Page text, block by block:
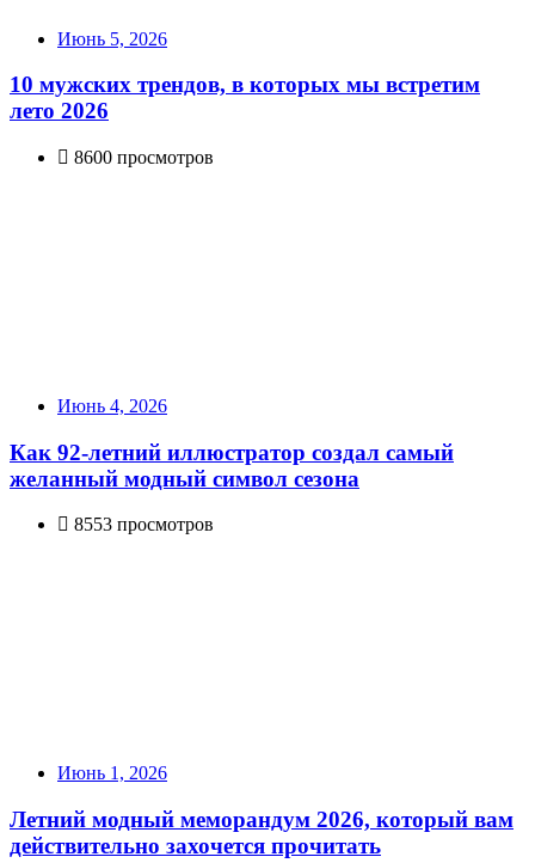
Июнь 5, 2026
10 мужских трендов, в которых мы встретим
лето 2026
8600 просмотров
Июнь 4, 2026
Как 92-летний иллюстратор создал самый
желанный модный символ сезона
8553 просмотров
Июнь 1, 2026
Летний модный меморандум 2026, который вам
действительно захочется прочитать